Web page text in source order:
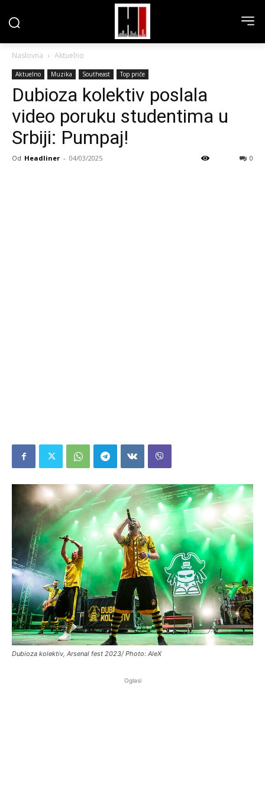
Naslovna Aktuelno
Aktuelno Muzika Southeast Top priče
Dubioza kolektiv poslala
video poruku studentima u
Srbiji: Pumpaj!
Od Headliner - 04/03/2025 0
Dubioza kolektiv, Arsenal fest 2023/ Photo: AleX
Oglasi